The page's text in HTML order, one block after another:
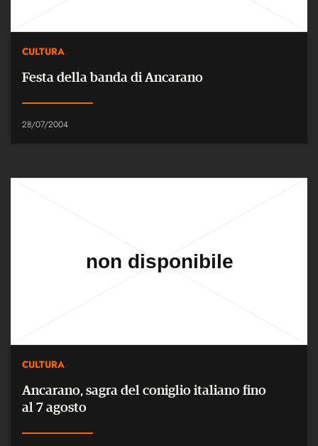
CULTURA
Festa della banda di Ancarano
28/07/2004
CULTURA
Ancarano, sagra del coniglio italiano fino
al 7 agosto